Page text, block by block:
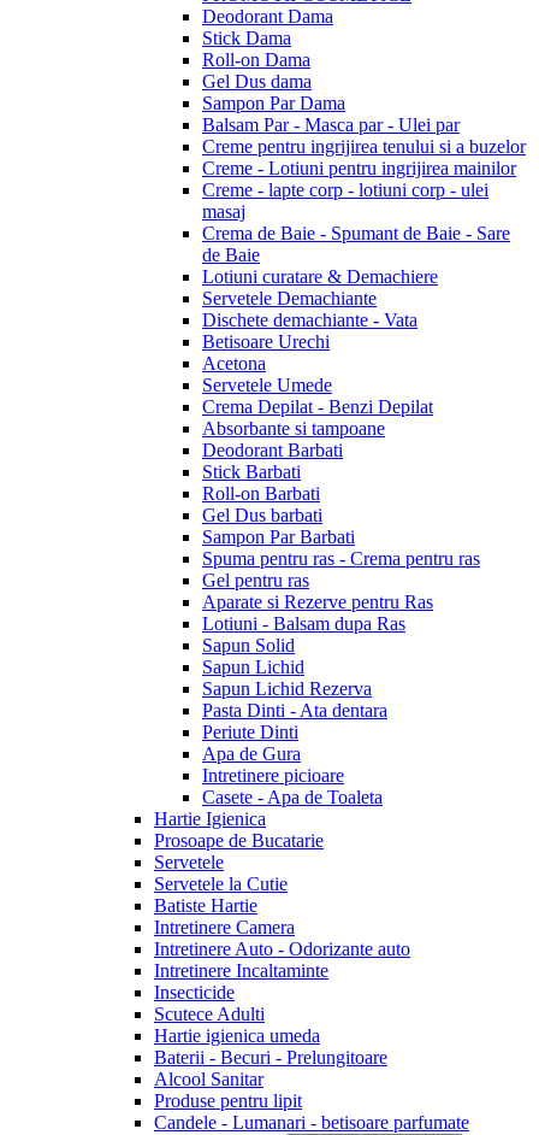
Deodorant Dama
Stick Dama
Roll-on Dama
Gel Dus dama
Sampon Par Dama
Balsam Par - Masca par - Ulei par
Creme pentru ingrijirea tenului si a buzelor
Creme - Lotiuni pentru ingrijirea mainilor
Creme - lapte corp - lotiuni corp - ulei
masaj
Crema de Baie - Spumant de Baie - Sare
de Baie
Lotiuni curatare & Demachiere
Servetele Demachiante
Dischete demachiante - Vata
Betisoare Urechi
Acetona
Servetele Umede
Crema Depilat - Benzi Depilat
Absorbante si tampoane
Deodorant Barbati
Stick Barbati
Roll-on Barbati
Gel Dus barbati
Sampon Par Barbati
Spuma pentru ras - Crema pentru ras
Gel pentru ras
Aparate si Rezerve pentru Ras
Lotiuni - Balsam dupa Ras
Sapun Solid
Sapun Lichid
Sapun Lichid Rezerva
Pasta Dinti - Ata dentara
Periute Dinti
Apa de Gura
Intretinere picioare
Casete - Apa de Toaleta
Hartie Igienica
Prosoape de Bucatarie
Servetele
Servetele la Cutie
Batiste Hartie
Intretinere Camera
Intretinere Auto - Odorizante auto
Intretinere Incaltaminte
Insecticide
Scutece Adulti
Hartie igienica umeda
Baterii - Becuri - Prelungitoare
Alcool Sanitar
Produse pentru lipit
Candele - Lumanari - betisoare parfumate